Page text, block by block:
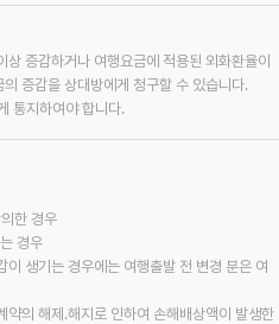
증감하거나 여행요금에 적용된 외화환율이
증감을 상대방에게 청구할 수 있습니다.
통지하여야 합니다.
한 경우
경우
생기는 경우에는 여행출발 전 변경 분은 여
의 해제․해지로 인하여 손해배상액이 발생한